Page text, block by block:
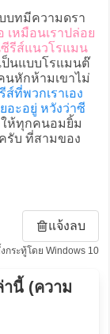
บทมีความดรา
เหมือนเราปล่อย
ซีรีส์แนวโรแมน
ป็นแบบโรแมนต๊
นหักห้ามเขาไม่
ส์ที่พวกเราเอง
อะอยู่ หวังว่าซี
ห้ทุกคนอมยิ้ม
รับ ที่สามของ
แจ้งลบ
กระทู้โดย Windows 10
นี้ (ความ